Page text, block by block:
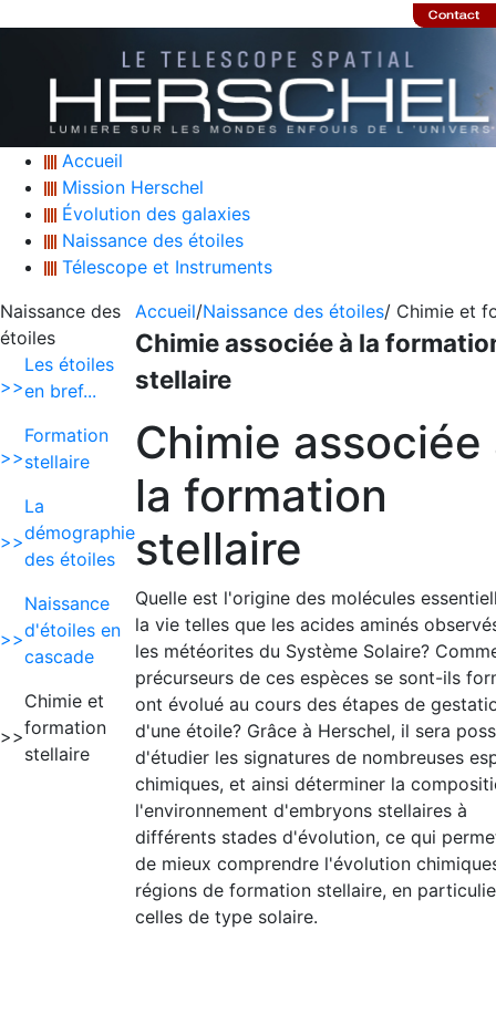
Accueil
Mission Herschel
Évolution des galaxies
Naissance des étoiles
Télescope et Instruments
Naissance des
étoiles
>>
Les étoiles
en bref...
>>
Formation
stellaire
>>
La
démographie
des étoiles
>>
Naissance
d'étoiles en
cascade
>>
Chimie et
formation
stellaire
Accueil/Naissance des étoiles/ Chimie et
Chimie associée à la
stellaire
Chimie associée
la formation
stellaire
Quelle est l'origine des molécules
la vie telles que les acides aminés
les météorites du Système Solaire?
précurseurs de ces espèces se sont-ils
ont évolué au cours des étapes de
d'une étoile? Grâce à Herschel, il sera
d'étudier les signatures de nombreuses
chimiques, et ainsi déterminer la
l'environnement d'embryons stellaires à
différents stades d'évolution, ce qui
de mieux comprendre l'évolution
régions de formation stellaire, en
celles de type solaire.